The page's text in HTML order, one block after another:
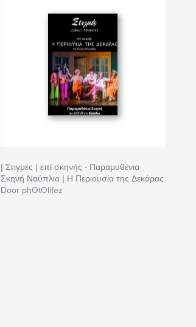
| Στιγμές | επί σκηνής - Παραμυθένια
Σκηνή Ναύπλιο | Η Περιουσία της Δεκάρας
Door phOtOlifez